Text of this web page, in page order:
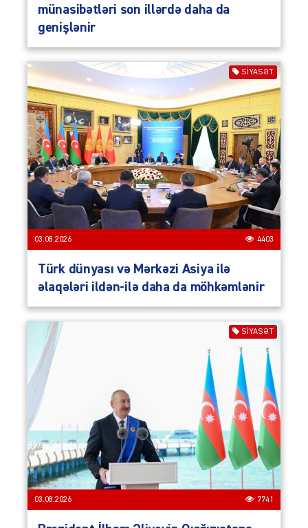
münasibətləri son illərdə daha da
genişlənir
SIYASƏT
03.08.2026 4403
Türk dünyası və Mərkəzi Asiya ilə
əlaqələri ildən-ilə daha da möhkəmlənir
SIYASƏT
03.08.2026 7741